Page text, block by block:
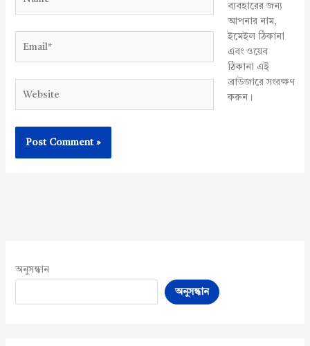
ব্যবহারের জন্য
আপনার নাম,
ইমেইল ঠিকানা
এবং ওয়েব
ঠিকানা এই
ব্রাউজারে সংরক্ষণ
করুন।
অনুসন্ধান
অনুসন্ধান